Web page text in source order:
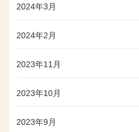
2024年3月
2024年2月
2023年11月
2023年10月
2023年9月